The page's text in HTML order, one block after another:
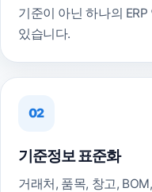
기준이 아닌 하나의
있습니다.
02
기준정보 표준화
거래처, 품목, 창고,